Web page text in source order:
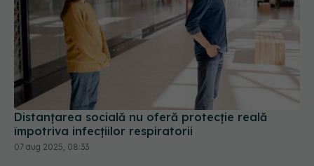
Distanțarea socială nu oferă protecție reală
împotriva infecțiilor respiratorii
07 aug 2025, 08:33